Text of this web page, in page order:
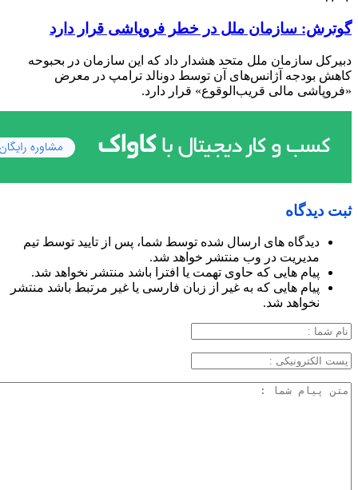
گوترش: سازمان ملل در خطر فروپاشی قرار دارد
دبیرکل سازمان ملل متحد هشدار داد که این سازمان در بحبوحه
کاهش بودجه آژانس‌های آن توسط دونالد ترامپ در معرض
«فروپاشی مالی قریب‌الوقوع» قرار دارد.
ثبت دیدگاه
دیدگاه های ارسال شده توسط شما، پس از تایید توسط تیم
مدیریت در وب منتشر خواهد شد.
پیام هایی که حاوی تهمت یا افترا باشد منتشر نخواهد شد.
پیام هایی که به غیر از زبان فارسی یا غیر مرتبط باشد منتشر
نخواهد شد.